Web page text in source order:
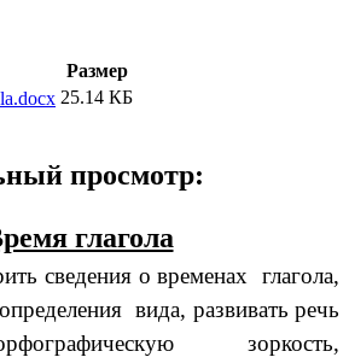
Размер
25.14 КБ
просмотр:
глагола
сведения о временах глагола,
вида, развивать речь
зоркость,